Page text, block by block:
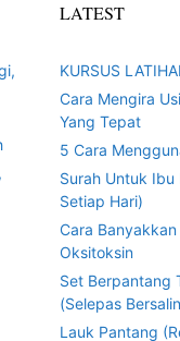
LATEST
KURSUS
Cara Mengira
Yang Tepat
5 Cara
Surah Untuk
Setiap Hari)
Cara
Oksitoksin
Set Berpantang
(Selepas
Lauk Pantang